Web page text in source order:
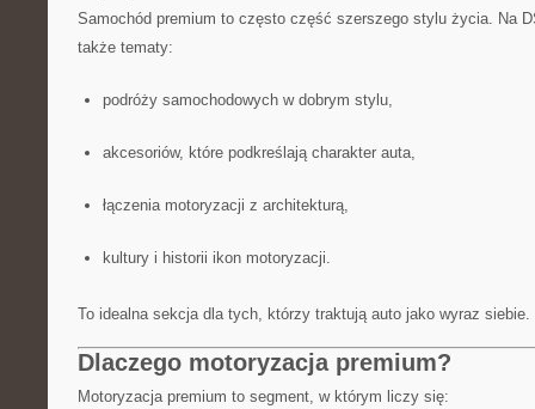
Samochód premium to często część szerszego stylu życia. Na
także tematy:
podróży samochodowych w dobrym stylu,
akcesoriów, które podkreślają charakter auta,
łączenia motoryzacji z architekturą,
kultury i historii ikon motoryzacji.
To idealna sekcja dla tych, którzy traktują auto jako wyraz siebie.
Dlaczego motoryzacja premium?
Motoryzacja premium to segment, w którym liczy się: